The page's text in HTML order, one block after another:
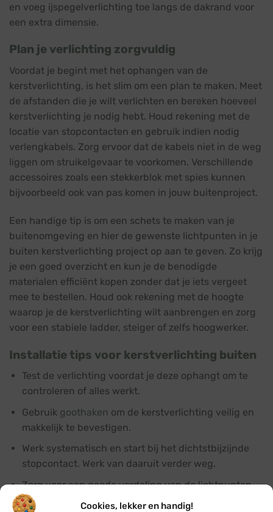
Cookies, lekker en handig!
en voeg ijspegelverlichting toe langs de dakrand voor
een extra dimensie.
Plan je verlichting zorgvuldig
Voordat je begint met het ophangen van de
kerstverlichting, is het slim om een plan te maken. Meet
de afstanden die je wilt verlichten en bereken hoeveel
kerstverlichting je nodig hebt. Houd rekening met de
locatie van stopcontacten en gebruik indien nodig
verlengkabels. Zorg ervoor dat de kabels niet in de weg
liggen om struikelgevaar te voorkomen. Verschillende
accessoires zoals een stekkerblok met spies kunnen
bijvoorbeeld ook van pas komen in jouw buitenproject.
Een handige tip is om een schets te maken van je
buitenomgeving en hier de gewenste lichtpunten in je
buiten kerstverlichting project op aan te geven. Zo krijg
je een goed overzicht en kun je de benodigde
materialen efficiënt kopen zonder dat je iets vergeet
mee te bestellen. Houd ook rekening met de hoogte
waarop je de kerstverlichting wilt aanbrengen en zorg
voor een stabiele ladder, steiger of zelfs hoogwerker.
Installatie tips voor kerstverlichting buiten
Test de verlichting voordat je deze ophangt om te
controleren of alles werkt.
Gebruik goothaken om de kerstverlichting veilig en
makkelijk te bevestigen.
Werk systematisch en start bij het dichtstbijzijnde
stopcontact. Werk van daaruit verder weg.
Zorg voor een goede verdeling van de lichtpunten
voor een mooi en evenwichtig effect.